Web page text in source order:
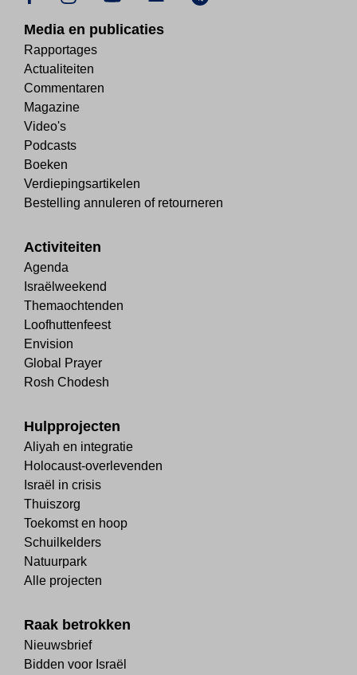
Media en publicaties
Rapportages
Actualiteiten
Commentaren
Magazine
Video's
Podcasts
Boeken
Verdiepingsartikelen
Bestelling annuleren of retourneren
Activiteiten
Agenda
Israëlweekend
Themaochtenden
Loofhuttenfeest
Envision
Global Prayer
Rosh Chodesh
Hulpprojecten
Aliyah en integratie
Holocaust-overlevenden
Israël in crisis
Thuiszorg
Toekomst en hoop
Schuilkelders
Natuurpark
Alle projecten
Raak betrokken
Nieuwsbrief
Bidden voor Israël